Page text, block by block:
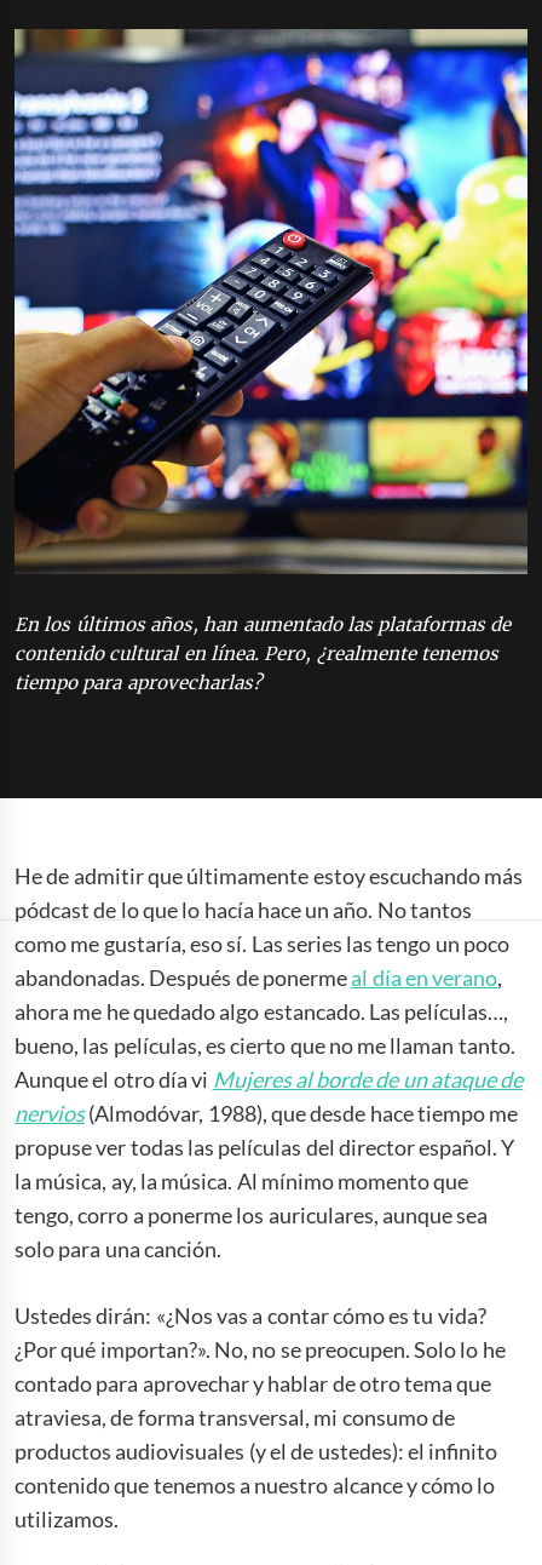
En los últimos años, han aumentado las plataformas de
contenido cultural en línea. Pero, ¿realmente tenemos
tiempo para aprovecharlas?
He de admitir que últimamente estoy escuchando más
pódcast de lo que lo hacía hace un año. No tantos
como me gustaría, eso sí. Las series las tengo un poco
abandonadas. Después de ponermeal día en verano,
ahora me he quedado algo estancado. Las películas…,
bueno, las películas, es cierto que no me llaman tanto.
Aunque el otro día vi Mujeres al borde de un ataque de
nervios(Almodóvar, 1988), que desde hace tiempo me
propuse ver todas las películas del director español. Y
la música, ay, la música. Al mínimo momento que
tengo, corro a ponerme los auriculares, aunque sea
solo para una canción.
Ustedes dirán: «¿Nos vas a contar cómo es tu vida?
¿Por qué importan?». No, no se preocupen. Solo lo he
contado para aprovechar y hablar de otro tema que
atraviesa, de forma transversal, mi consumo de
productos audiovisuales (y el de ustedes): el infinito
contenido que tenemos a nuestro alcance y cómo lo
utilizamos.